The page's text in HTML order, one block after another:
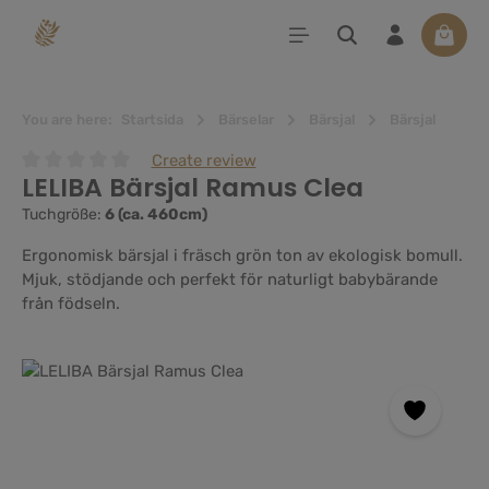
Genomsnittligt betyg på 0 av 5 stjärnor
Create review
LELIBA Bärsjal Ramus Clea
Tuchgröße: 6 (ca. 460cm)
Ergonomisk bärsjal i fräsch grön ton av ekologisk bomull.
Mjuk, stödjande och perfekt för naturligt babybärande
från födseln.
Hoppa över bildgalleri